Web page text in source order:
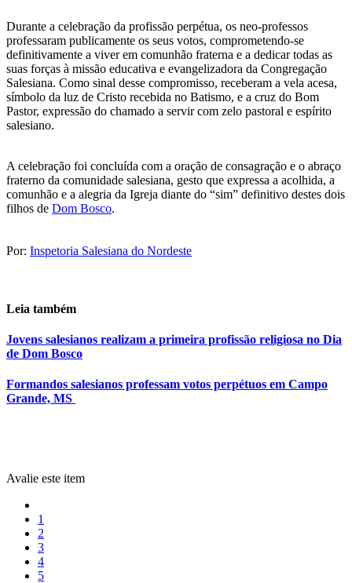
Durante a celebração da profissão perpétua, os neo-professos
professaram publicamente os seus votos, comprometendo-se
definitivamente a viver em comunhão fraterna e a dedicar todas as
suas forças à missão educativa e evangelizadora da Congregação
Salesiana. Como sinal desse compromisso, receberam a vela acesa,
símbolo da luz de Cristo recebida no Batismo, e a cruz do Bom
Pastor, expressão do chamado a servir com zelo pastoral e espírito
salesiano.
A celebração foi concluída com a oração de consagração e o abraço
fraterno da comunidade salesiana, gesto que expressa a acolhida, a
comunhão e a alegria da Igreja diante do “sim” definitivo destes dois
filhos de Dom Bosco.
Por: Inspetoria Salesiana do Nordeste
Leia também
Jovens salesianos realizam a primeira profissão religiosa no Dia
de Dom Bosco
Formandos salesianos professam votos perpétuos em Campo
Grande, MS
Avalie este item
1
2
3
4
5